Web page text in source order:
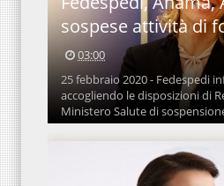
sospese attività di
03:00
25 febbraio 2020 - Fedespedi
accogliendo le disposizioni di
Ministero Salute di